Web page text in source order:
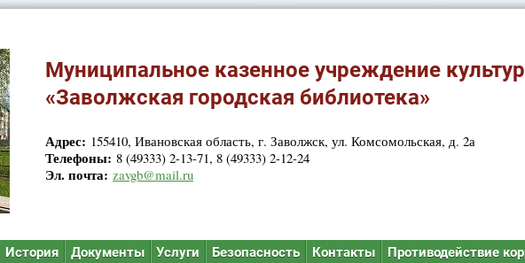
Муниципальное казенное учреждение
«Заволжская городская библиотека»
Адрес: 155410, Ивановская область, г. Заволжск, ул. Комсомольская, д. 2а
Телефоны: 8 (49333) 2-13-71, 8 (49333) 2-12-24
Эл. почта: zavgb@mail.ru
История Документы Услуги Безопасность Контакты
Противодействие